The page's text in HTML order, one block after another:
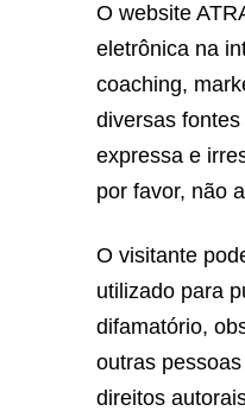
O website
eletrônica na
coaching,
diversas
expressa e
por favor, não
O visitante
utilizado para
difamatório,
outras
direitos